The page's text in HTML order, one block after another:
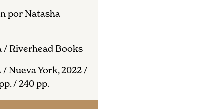
por Natasha
/ Riverhead Books
/ Nueva York, 2022 /
/ 240 pp.